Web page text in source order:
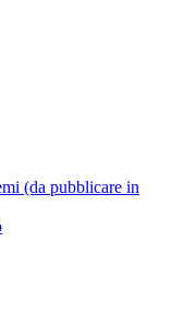
(da pubblicare in